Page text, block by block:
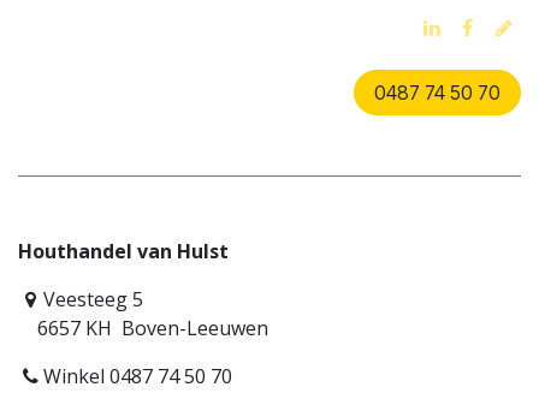
0487 74 50 70
Houthandel van Hulst
Veesteeg 5
6657 KH Boven-Leeuwen
Winkel 0487 74 50 70